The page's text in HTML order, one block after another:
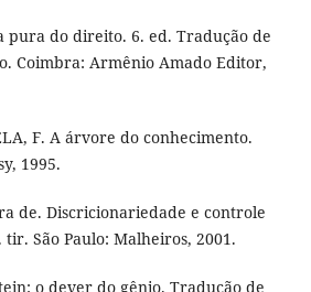
pura do direito. 6. ed. Tradução de
Coimbra: Armênio Amado Editor,
F. A árvore do conhecimento.
1995.
de. Discricionariedade e controle
São Paulo: Malheiros, 2001.
o dever do gênio. Tradução de